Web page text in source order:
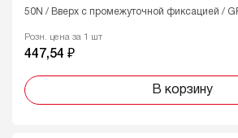
50N / Вверх с промежуточной фиксацией /
Розн. цена за 1 шт
447,54 ₽
В корзину